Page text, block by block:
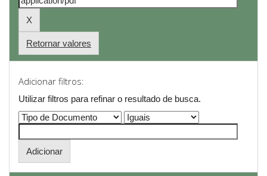
Retornar valores
Adicionar filtros:
Utilizar filtros para refinar o resultado de busca.